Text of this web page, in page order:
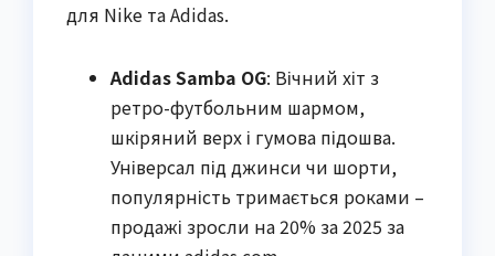
для Nike та Adidas.
Adidas Samba OG: Вічний хіт з
ретро-футбольним шармом,
шкіряний верх і гумова підошва.
Універсал під джинси чи шорти,
популярність тримається роками –
продажі зросли на 20% за 2025 за